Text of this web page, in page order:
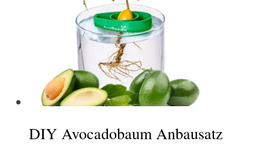
DIY Avocadobaum Anbausatz